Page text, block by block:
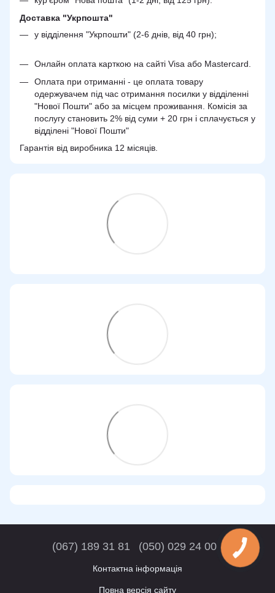
Доставка "Укрпошта"
у відділення "Укрпошти" (2-6 днів, від 40 грн);
Онлайн оплата карткою на сайті Visa або Mastercard.
Оплата при отриманні - це оплата товару
одержувачем під час отримання посилки у відділенні
"Нової Пошти" або за місцем проживання. Комісія за
послугу становить 2% від суми + 20 грн і сплачується у
відділені "Нової Пошти"
Гарантія від виробника 12 місяців.
(067) 189 31 81 (050) 029 24 00
Контактна інформація
Повна версія сайту